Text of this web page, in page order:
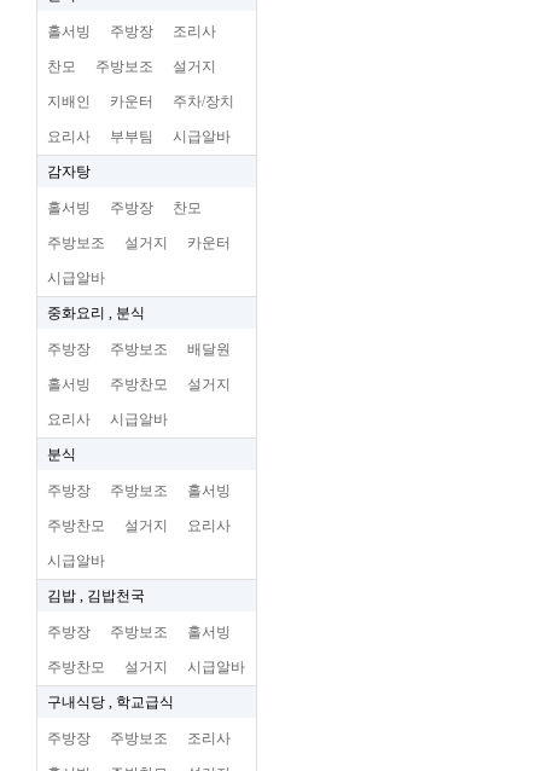
홀서빙 주방장 조리사
찬모 주방보조 설거지
지배인 카운터 주차/장치
요리사 부부팀 시급알바
감자탕
홀서빙 주방장 찬모
주방보조 설거지 카운터
시급알바
중화요리 , 분식
주방장 주방보조 배달원
홀서빙 주방찬모 설거지
요리사 시급알바
분식
주방장 주방보조 홀서빙
주방찬모 설거지 요리사
시급알바
김밥 , 김밥천국
주방장 주방보조 홀서빙
주방찬모 설거지 시급알바
구내식당 , 학교급식
주방장 주방보조 조리사